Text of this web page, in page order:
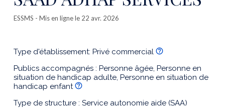
ESSMS - Mis en ligne le 22 avr. 2026
Type d'établissement: Privé commercial
Publics accompagnés : Personne âgée, Personne en
situation de handicap adulte, Personne en situation de
handicap enfant
Type de structure : Service autonomie aide (SAA)